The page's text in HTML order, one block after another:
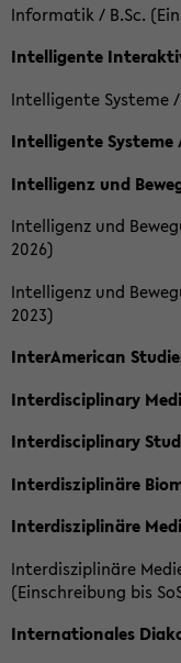
Informatik / B.Sc.
Intelligente
Intelligente Systeme /
Intelligente Systeme
Intelligenz und
Intelligenz und
2026)
Intelligenz und
2023)
InterAmerican
Interdisciplinary
Interdisciplinary
Interdisziplinäre
Interdisziplinäre
Interdisziplinäre
(Einschreibung bis
Internationales